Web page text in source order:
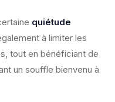
quiétude
à limiter les
tout en bénéficiant de
un souffle bienvenu à